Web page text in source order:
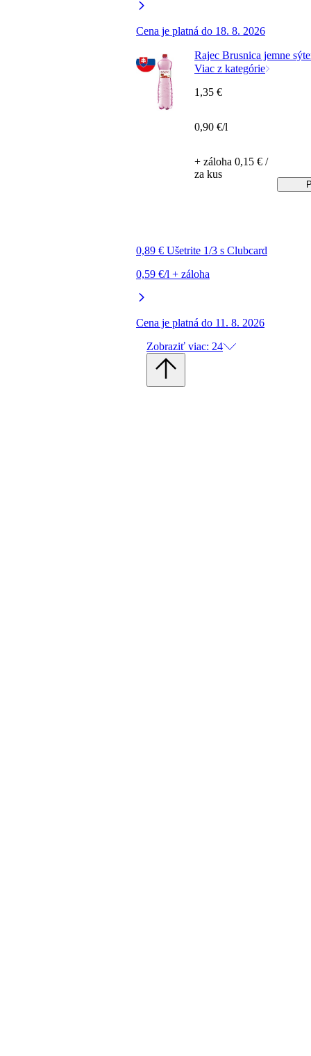
Cena je platná do 18. 8. 2026
Rajec Brusnica jemne
Viac z kategórie
0,89 € Ušetrite 1/3 s Clubcard
0,59 €/l + záloha
Cena je platná do 11. 8. 2026
1,35 €
0,90 €/l
+ záloha 0,15 € /
za kus
Zobraziť viac: 24